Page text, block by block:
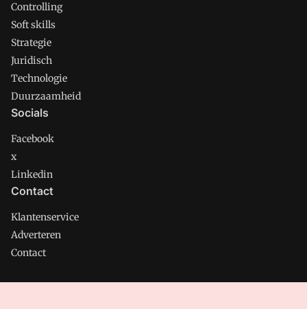
Controlling
Soft skills
Strategie
Juridisch
Technologie
Duurzaamheid
Socials
Facebook
x
Linkedin
Contact
Klantenservice
Adverteren
Contact